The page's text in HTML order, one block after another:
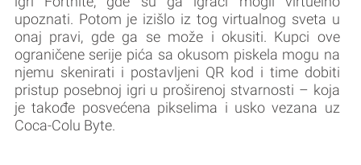
upoznati. Potom je izišlo iz tog virtualnog sveta u
onaj pravi, gde ga se može i okusiti. Kupci ove
ograničene serije pića sa okusom piskela mogu na
njemu skenirati i postavljeni QR kod i time dobiti
pristup posebnoj igri u proširenoj stvarnosti – koja
je takođe posvećena pikselima i usko vezana uz
Coca-Colu Byte.